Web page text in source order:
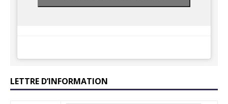
LETTRE D’INFORMATION